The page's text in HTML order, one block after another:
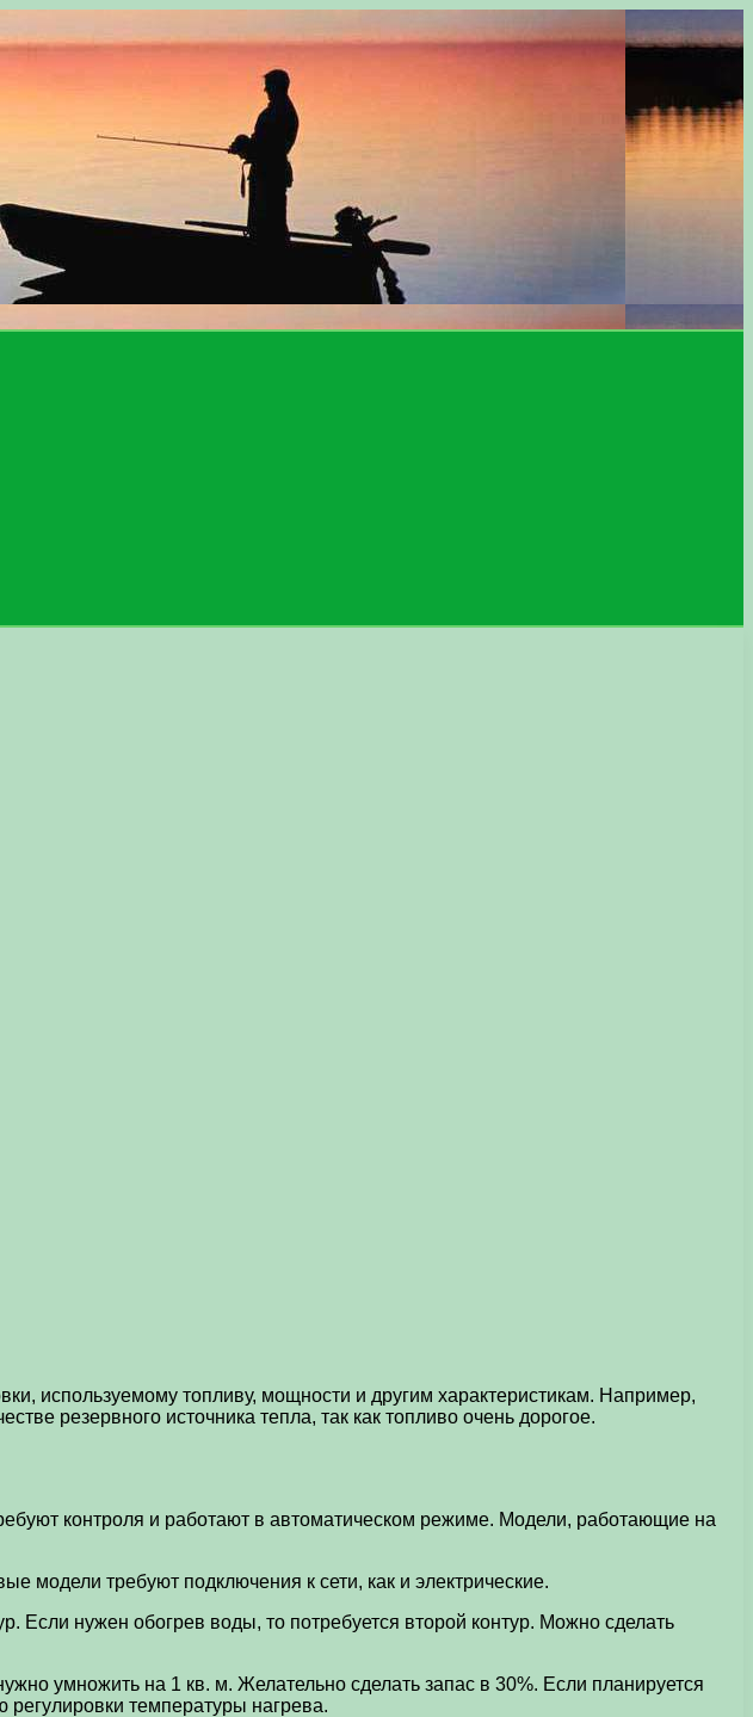
используемому топливу, мощности и другим характеристикам. Например,
резервного источника тепла, так как топливо очень дорогое.
контроля и работают в автоматическом режиме. Модели, работающие на
модели требуют подключения к сети, как и электрические.
Если нужен обогрев воды, то потребуется второй контур. Можно сделать
умножить на 1 кв. м. Желательно сделать запас в 30%. Если планируется
регулировки температуры нагрева.